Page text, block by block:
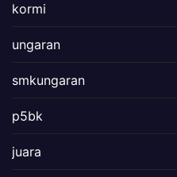
kormi
ungaran
smkungaran
p5bk
juara